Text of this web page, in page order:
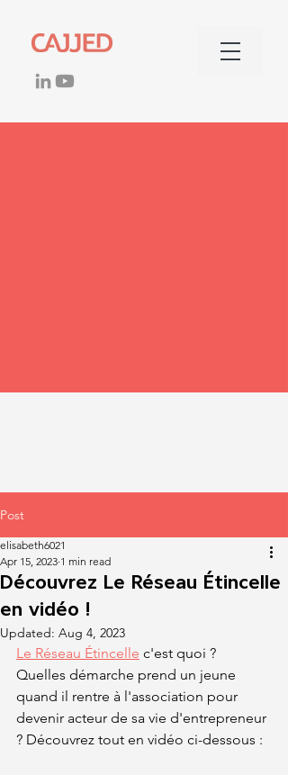
Post
Découvrez Le Réseau Étincelle
en vidéo !
elisabeth6021
Apr 15, 2023 1 min read
Updated: Aug 4, 2023
Le Réseau Étincelle c'est quoi ?
Quelles démarche prend un jeune
quand il rentre à l'association pour
devenir acteur de sa vie d'entrepreneur
? Découvrez tout en vidéo ci-dessous :